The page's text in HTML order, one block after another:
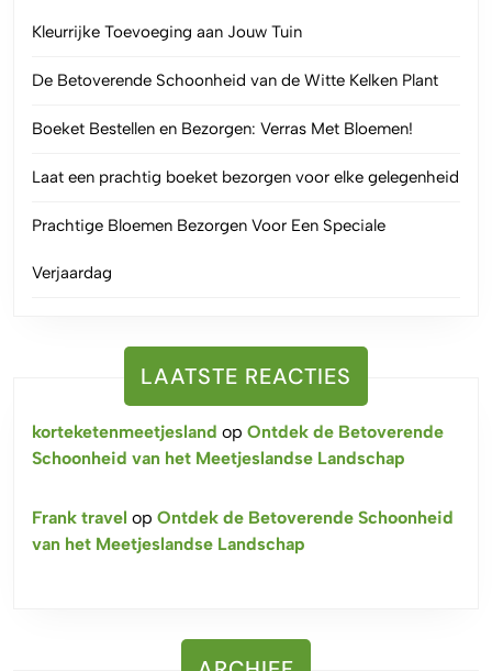
Kleurrijke Toevoeging aan Jouw Tuin
De Betoverende Schoonheid van de Witte Kelken Plant
Boeket Bestellen en Bezorgen: Verras Met Bloemen!
Laat een prachtig boeket bezorgen voor elke gelegenheid
Prachtige Bloemen Bezorgen Voor Een Speciale
Verjaardag
LAATSTE REACTIES
korteketenmeetjesland op Ontdek de Betoverende
Schoonheid van het Meetjeslandse Landschap
Frank travel op Ontdek de Betoverende Schoonheid
van het Meetjeslandse Landschap